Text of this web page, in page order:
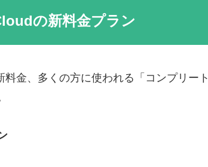
の新料金プラン
金、多くの方に使われる「コンプリー